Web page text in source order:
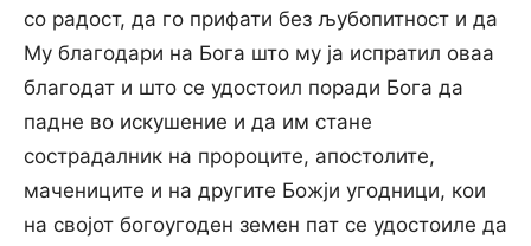
со радост, да го прифати без љубопитност и да
Му благодари на Бога што му ја испратил оваа
благодат и што се удостоил поради Бога да
падне во искушение и да им стане
сострадалник на пророците, апостолите,
мачениците и на другите Божји угодници, кои
на својот богоугоден земен пат се удостоиле да